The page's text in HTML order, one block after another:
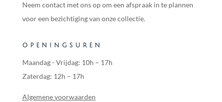
Neem contact met ons op om een afspraak in te plannen
voor een bezichtiging van onze collectie.
OPENINGSUREN
Maandag - Vrijdag: 10h – 17h
Zaterdag: 12h – 17h
Algemene voorwaarden